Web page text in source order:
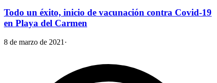
Todo un éxito, inicio de vacunación contra Covid-19
en Playa del Carmen
8 de marzo de 2021 ·